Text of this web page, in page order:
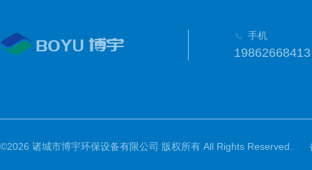
手机
19862668413
©2026 诸城市博宇环保设备有限公司 版权所有 All Rights Reserved.